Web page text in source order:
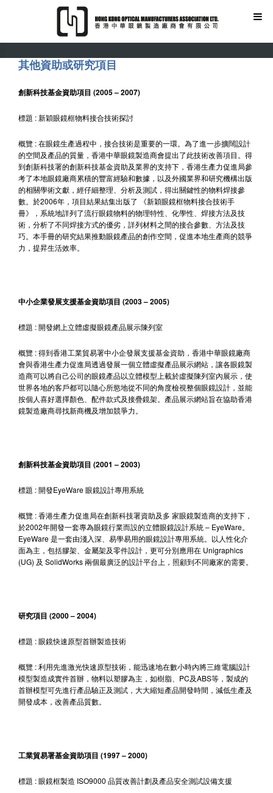
其他資助或研究項目
創新科技基金資助項目 (2005 – 2007)
標題 : 新穎眼鏡框物料接合技術探討
概覽 : 在眼鏡生產過程中，接合技術是重要的一環。為了進一步擴闊設計
的空間及產品的質量，香港中華眼鏡製造商會提出了此技術改善項目。得
到創新科技署的創新科技基金資助及業界的支持下，香港生產力促進局參
考了本地眼鏡廠商累積的豐富經驗和數據，以及外國業界和研究機構出版
的相關學術文獻，經仔細整理、分析及測試，得出關鍵性的物料焊接參
數。於2006年，項目結果結集出版了 《新穎眼鏡框物料接合技術手
冊》，系統地詳列了流行眼鏡物料的物理特性、化學性、焊接方法及技
術，分析了不同焊接方式的優劣，詳列材料之間的接合參數、方法及技
巧。本手冊的研究結果推動眼鏡產品的創作空間，促進本地生產商的競爭
力，提昇生活效率。
中小企業發展支援基金資助項目 (2003 – 2005)
標題 : 開發網上立體虛擬眼鏡產品展示陳列室
概覽 : 得到香港工業貿易署中小企發展支援基金資助，香港中華眼鏡廠商
會與香港生產力促進局透過發展一個立體虛擬產品展示網站，讓各眼鏡製
造商可以將自己公司的眼鏡產品以立體模型上載於虛擬陳列室內展示，使
世界各地的客戶都可以隨心所慾地從不同的角度檢視整個眼鏡設計，並能
按個人喜好選擇顏色、配件款式及接疊鏡架。產品展示網站旨在協助香港
鏡製造廠商尋找新商機及增加競爭力。
創新科技基金資助項目 (2001 – 2003)
標題 : 開發EyeWare 眼鏡設計專用系統
概覽 : 香港生產力促進局在創新科技署資助及多 家眼鏡製造商的支持下，
於2002年開發一套專為眼鏡行業而設的立體眼鏡設計系統 – EyeWare。
EyeWare 是一套由淺入深、易學易用的眼鏡設計專用系統。以人性化介
面為主，包括膠架、金屬架及零件設計，更可分別應用在 Unigraphics
(UG) 及 SolidWorks 兩個最廣泛的設計平台上，照顧到不同廠家的需要。
研究項目 (2000 – 2004)
標題 : 眼鏡快速原型首辦製造技術
概覽 : 利用先進激光快速原型技術，能迅速地在數小時內將三維電腦設計
模型製造成實件首辦，物料以塑膠為主，如樹脂、PC及ABS等，製成的
首辦模型可先進行產品驗正及測試，大大縮短產品開發時間，減低生產及
開發成本，改善產品質數。
工業貿易署基金資助項目 (1997 – 2000)
標題 : 眼鏡框製造 ISO9000 品質改善計劃及產品安全測試設備支援